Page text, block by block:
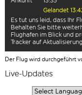
Gelandet
Es tut uns leid, dass Ihr
Behalten Sie bitte
Flughafen im Blick und
Tracker auf
Der Flug wird durchgeführt
Live-Updates